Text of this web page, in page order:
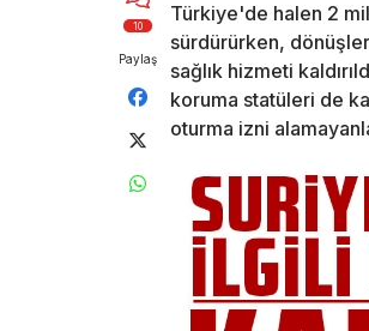
10
Paylaş
Türkiye'de halen 2
sürdürürken,
sağlık hizmeti
koruma statüleri de
oturma izni